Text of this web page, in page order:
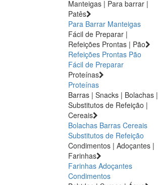
Manteigas | Para barrar |
Patês
Para Barrar Manteigas
Fácil de Preparar |
Refeições Prontas | Pão
Refeições Prontas Pão
Fácil de Preparar
Proteínas
Proteínas
Barras | Snacks | Bolachas |
Substitutos de Refeição |
Cereais
Bolachas Barras Cereais
Substitutos de Refeição
Condimentos | Adoçantes |
Farinhas
Farinhas Adoçantes
Condimentos